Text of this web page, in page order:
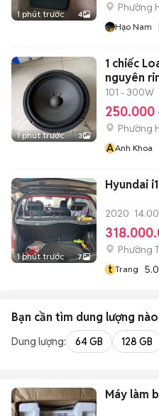
1 phút trước 4
Phường
Hạo Nam
1 phút trước 3
1 chiếc
nguyên
101 - 300W
250.000
Phường
AAnh Khoa
1 phút trước 7
Hyundai
2020
Phường
t Trang 5.0
Bạn cần tìm dung lượng
Dung lượng: 64 GB 128 GB
Máy làm